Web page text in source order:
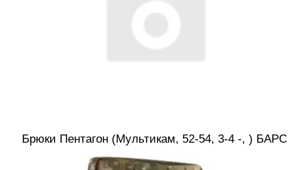
Брюки Пентагон (Мультикам, 52-54, 3-4 -, ) БАРС